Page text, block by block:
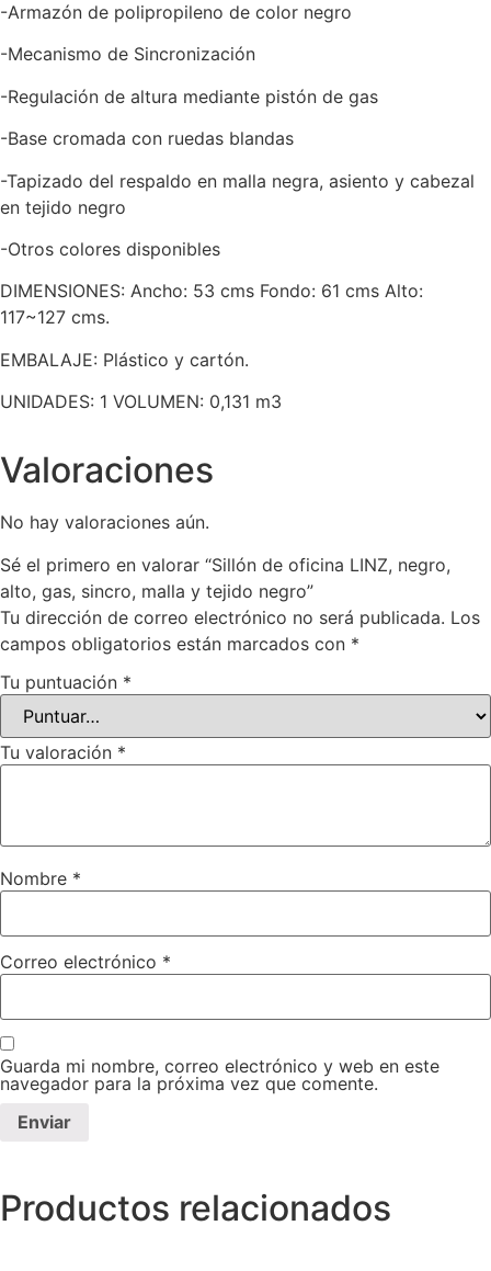
-Armazón de polipropileno de color negro
-Mecanismo de Sincronización
-Regulación de altura mediante pistón de gas
-Base cromada con ruedas blandas
-Tapizado del respaldo en malla negra, asiento y cabezal
en tejido negro
-Otros colores disponibles
DIMENSIONES: Ancho: 53 cms Fondo: 61 cms Alto:
117~127 cms.
EMBALAJE: Plástico y cartón.
UNIDADES: 1 VOLUMEN: 0,131 m3
Valoraciones
No hay valoraciones aún.
Sé el primero en valorar “Sillón de oficina LINZ, negro,
alto, gas, sincro, malla y tejido negro”
Tu dirección de correo electrónico no será publicada. Los
campos obligatorios están marcados con *
Tu puntuación *
Tu valoración *
Nombre *
Correo electrónico *
Guarda mi nombre, correo electrónico y web en este
navegador para la próxima vez que comente.
Productos relacionados